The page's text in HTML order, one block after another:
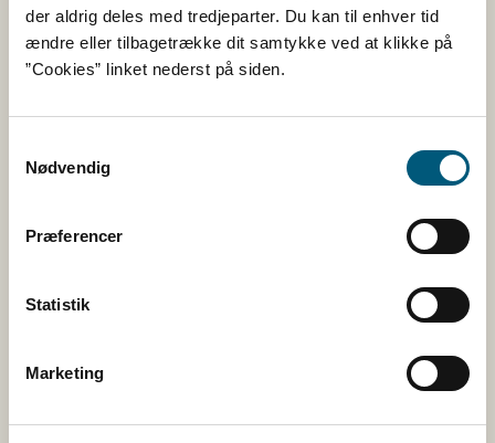
der aldrig deles med tredjeparter. Du kan til enhver tid
ændre eller tilbagetrække dit samtykke ved at klikke på
”Cookies” linket nederst på siden.
Nødvendig
Præferencer
Statistik
Marketing
Åben:
Mandag - torsdag: 9 - 16
Fredag: 9 - 15
Twitter
Tilmeld nyhedsbreve